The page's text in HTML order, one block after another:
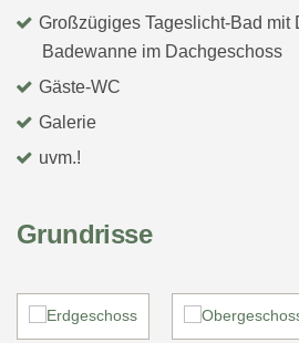
Großzügiges Tageslicht-Bad mit
Badewanne im Dachgeschoss
Gäste-WC
Galerie
uvm.!
Grundrisse